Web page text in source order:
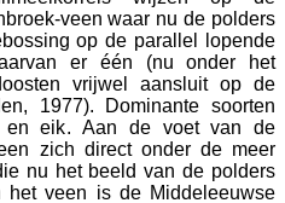
veen waar nu de polders
op de parallel lopende
er één (nu onder het
vrijwel aansluit op de
1977). Dominante soorten
en eik. Aan de voet van de
zich direct onder de meer
nu het beeld van de polders
het veen is de Middeleeuwse